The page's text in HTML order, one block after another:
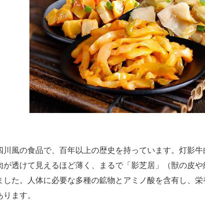
川風の食品で、百年以上の歴史を持っています。灯影
が透けて見えるほど薄く、まるで「影芝居」（獣の皮
した。人体に必要な多種の鉱物とアミノ酸を含有し、
ます。